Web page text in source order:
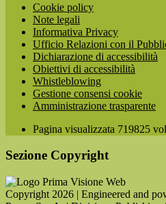
Cookie policy
Note legali
Informativa Privacy
Ufficio Relazioni con il
Dichiarazione di accessibilità
Obiettivi di accessibilità
Whistleblowing
Gestione consensi cookie
Amministrazione trasparente
Pagina visualizzata 719825
Sezione Copyright
Copyright 2026 | Engineered and